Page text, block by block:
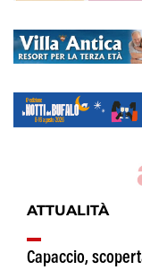
ATTUALITÀ
Capaccio,